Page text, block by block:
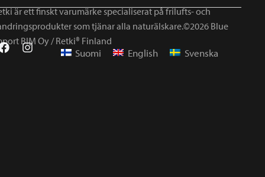
är ett finskt varumärke specialiserat på frilufts- och
som tjänar alla naturälskare.©2026 Blue
BIM Oy / Retki® Finland
Suomi English Svenska